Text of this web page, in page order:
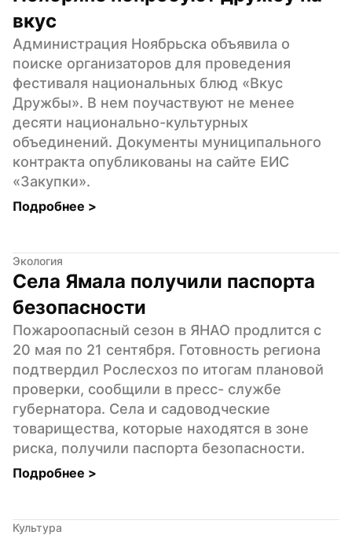
вкус
Администрация Ноябрьска объявила о
поиске организаторов для проведения
фестиваля национальных блюд «Вкус
Дружбы». В нем поучаствуют не менее
десяти национально-культурных
объединений. Документы муниципального
контракта опубликованы на сайте ЕИС
«Закупки».
Подробнее >
Экология
Села Ямала получили паспорта
безопасности
Пожароопасный сезон в ЯНАО продлится с
20 мая по 21 сентября. Готовность региона
подтвердил Рослесхоз по итогам плановой
проверки, сообщили в пресс- службе
губернатора. Села и садоводческие
товарищества, которые находятся в зоне
риска, получили паспорта безопасности.
Подробнее >
Культура